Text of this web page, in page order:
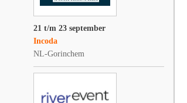
21 t/m 23 september
Incoda
NL-Gorinchem